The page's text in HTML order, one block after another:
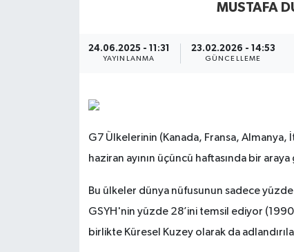
MUSTAFA
24.06.2025 - 11:31
YAYINLANMA
23.02.2026 - 14:53
GÜNCELLEME
G7 Ülkelerinin (Kanada, Fransa, Almanya,
haziran ayının üçüncü haftasında bir
Bu ülkeler dünya nüfusunun sadece yüzde
GSYH'nin yüzde 28’ini temsil ediyor
birlikte Küresel Kuzey olarak da